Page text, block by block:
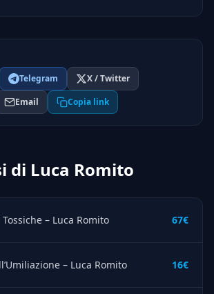
Telegram
X / Twitter
Email Copia link
di Luca Romito
– Luca Romito 67€
– Luca Romito 16€